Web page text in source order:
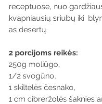
receptuose, nuo
kvapniausių sriubų iki
as desertų.
2 porcijoms reikės:
250g moliūgo,
1/2 svogūno,
1 skiltelės česnako,
1 cm cibreržolės šaknies